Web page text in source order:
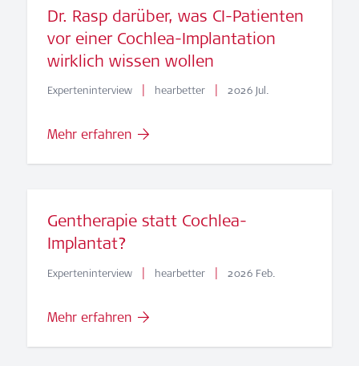
Folge uns
Dr. Rasp darüber, was CI-Patienten
vor einer Cochlea-Implantation
wirklich wissen wollen
Experteninterview | hearbetter | 2026 Jul.
Mehr erfahren
Gentherapie statt Cochlea-
Implantat?
Experteninterview | hearbetter | 2026 Feb.
Mehr erfahren